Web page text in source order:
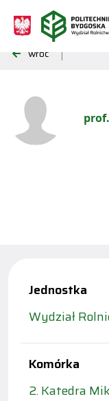
wróć
Jednostka
Wydział
Komórka
2. Katedra